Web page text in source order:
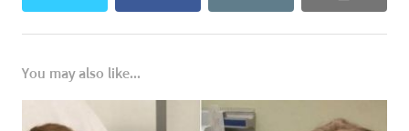
You may also like...